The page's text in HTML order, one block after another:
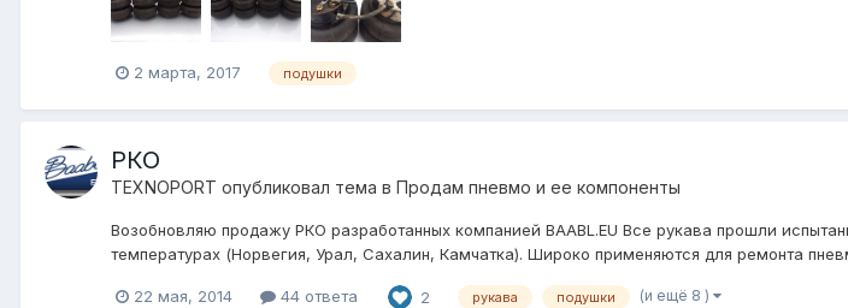
2 марта, 2017 подушки
РКО
TEXNOPORT опубликовал тема в Продам пневмо и ее компоненты
Возобновляю продажу РКО разработанных компанией BAABL.EU Все рукава прошли
температурах (Норвегия, Урал, Сахалин, Камчатка). Широко применяются для ремонта
22 мая, 2014 44 ответа 2 рукава подушки (и ещё 8 )